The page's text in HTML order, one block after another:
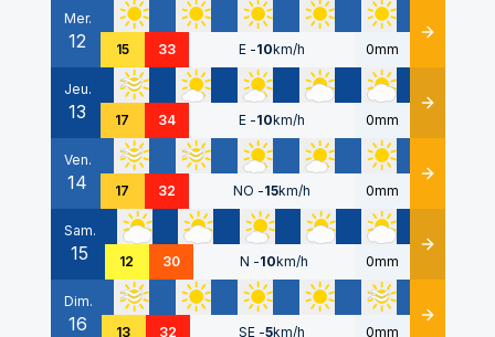
Mer.
12 15 33 E -10km/h 0mm Détails
Jeu.
13 17 34 E -10km/h 0mm Détails
Ven.
14 17 32 NO -15km/h 0mm Détails
Sam.
15 12 30 N -10km/h 0mm Détails
Dim.
16 13 32 SE -5km/h 0mm Détails